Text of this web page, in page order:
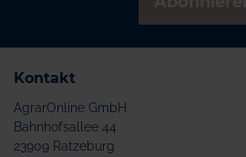
Kontakt
AgrarOnline GmbH
Bahnhofsallee 44
23909 Ratzeburg